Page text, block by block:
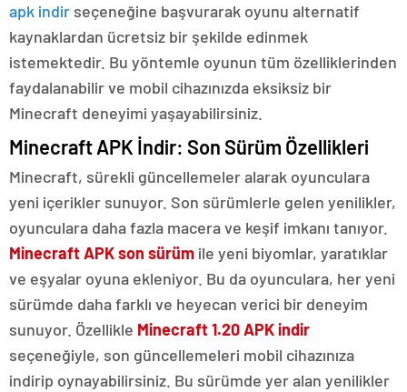
apk indir seçeneğine başvurarak oyunu alternatif
kaynaklardan ücretsiz bir şekilde edinmek
istemektedir. Bu yöntemle oyunun tüm özelliklerinden
faydalanabilir ve mobil cihazınızda eksiksiz bir
Minecraft deneyimi yaşayabilirsiniz.
Minecraft APK İndir: Son Sürüm Özellikleri
Minecraft, sürekli güncellemeler alarak oyunculara
yeni içerikler sunuyor. Son sürümlerle gelen yenilikler,
oyunculara daha fazla macera ve keşif imkanı tanıyor.
Minecraft APK son sürüm ile yeni biyomlar, yaratıklar
ve eşyalar oyuna ekleniyor. Bu da oyunculara, her yeni
sürümde daha farklı ve heyecan verici bir deneyim
sunuyor. Özellikle Minecraft 1.20 APK indir
seçeneğiyle, son güncellemeleri mobil cihazınıza
indirip oynayabilirsiniz. Bu sürümde yer alan yenilikler